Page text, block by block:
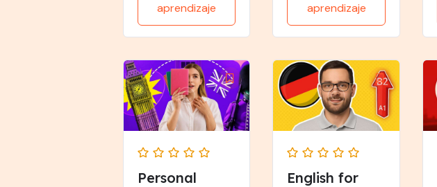
aprendizaje
aprendizaje
Personal
English for